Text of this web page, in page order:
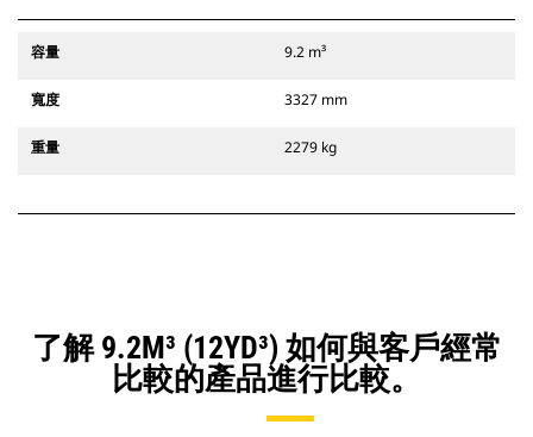
容量 9.2 m³
寬度 3327 mm
重量 2279 kg
了解 9.2M³ (12YD³) 如何與客戶經常
比較的產品進行比較。